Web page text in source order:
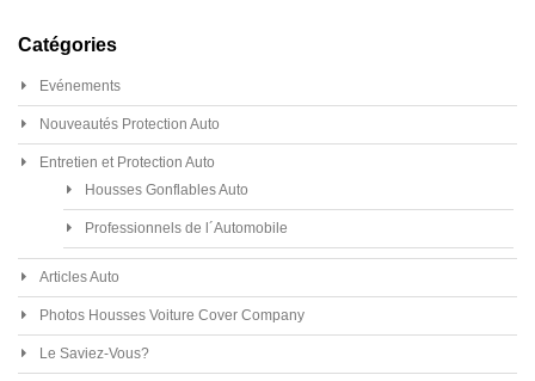
Catégories
Evénements
Nouveautés Protection Auto
Entretien et Protection Auto
Housses Gonflables Auto
Professionnels de l´Automobile
Articles Auto
Photos Housses Voiture Cover Company
Le Saviez-Vous?